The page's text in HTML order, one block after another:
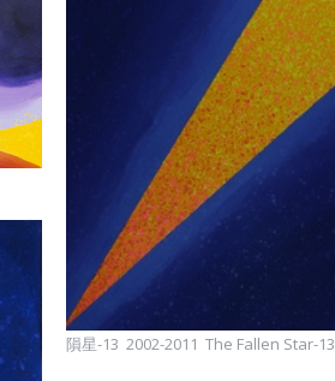
隕星-13 2002-2011 The Fallen Star-13